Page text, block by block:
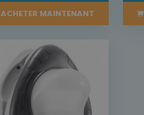
ACHETER MAINTENANT